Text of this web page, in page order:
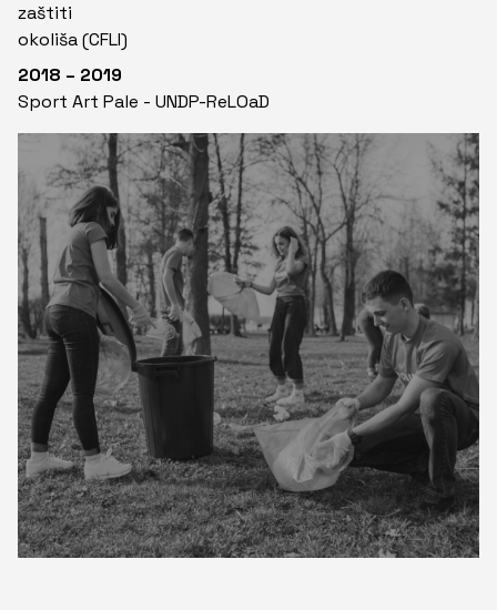
zaštiti
okoliša (CFLI)
2018 – 2019
Sport Art Pale - UNDP-ReLOaD